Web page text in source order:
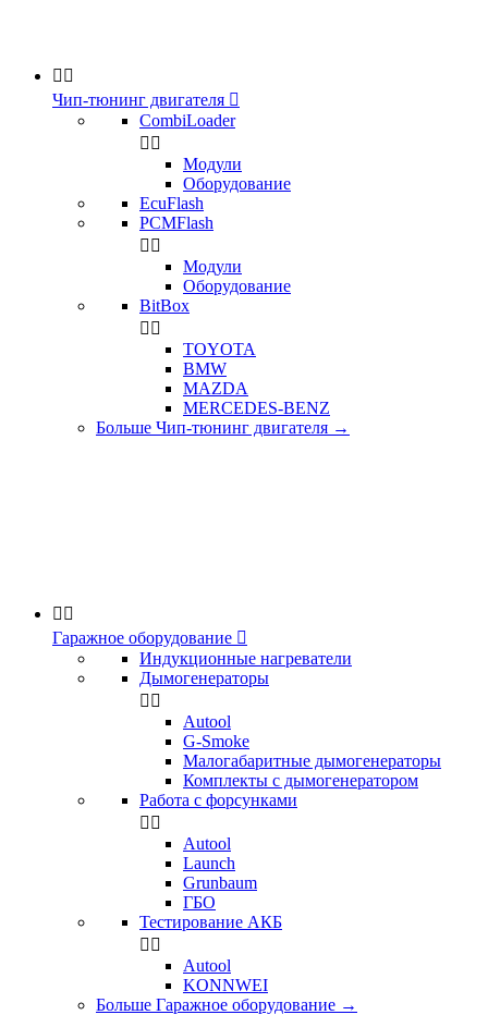
 
Чип-тюнинг двигателя 
CombiLoader
 
Модули
Оборудование
EcuFlash
PCMFlash
 
Модули
Оборудование
BitBox
 
TOYOTA
BMW
MAZDA
MERCEDES-BENZ
Больше Чип-тюнинг двигателя →
 
Гаражное оборудование 
Индукционные нагреватели
Дымогенераторы
 
Аutool
G-Smoke
Малогабаритные дымогенераторы
Комплекты с дымогенератором
Работа с форсунками
 
Autool
Launch
Grunbaum
ГБО
Тестирование АКБ
 
Autool
KONNWEI
Больше Гаражное оборудование →